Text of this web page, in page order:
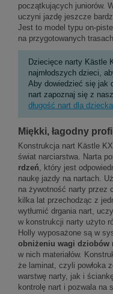
początkujących juniorów.
uczyni jazdę jeszcze
Jest to model typu on-
na przygotowanych trasach.
Dziecięce narty Kästle
najmłodszych dzieci,
Aby dowiedzieć się jak
nart zapoznaj się z
długość nart dla
Miękki, łagodny
Konstrukcja nart Kästle
świat narciarstwa. Narta
rdzeń, który jest
naukę jazdy na nartach.
na żywotność narty przez
kilka lat przechodząc z
wytłumić drgania nart,
w konstrukcji narty użyto
Holly wyposażone są w
obniżeniu wagi dziobów
w nich materiałów.
że laminat, czyli powłoka
warstwę narty, jak i
kontrolę nart i pozwala na